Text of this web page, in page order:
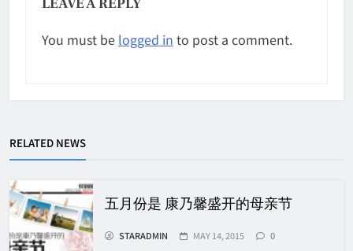
LEAVE A REPLY
You must be logged in to post a comment.
RELATED NEWS
五月份是 康乃馨盛开的母亲节
STARADMIN MAY 14, 2015 0